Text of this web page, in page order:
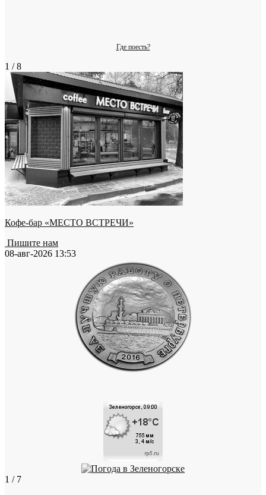
Где поесть?
1 / 8
Кофе-бар «МЕСТО ВСТРЕЧИ»
Пишите нам
08-авг-2026 13:53
1 / 7